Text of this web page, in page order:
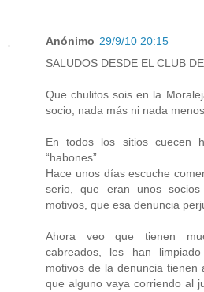
Anónimo 29/9/10 20:15
SALUDOS DESDE EL CLUB
Que chulitos sois en la
socio, nada más ni nada
En todos los sitios cuecen
“habones”.
Hace unos días escuche
serio, que eran unos
motivos, que esa denuncia
Ahora veo que tienen
cabreados, les han
motivos de la denuncia tienen
que alguno vaya corriendo al